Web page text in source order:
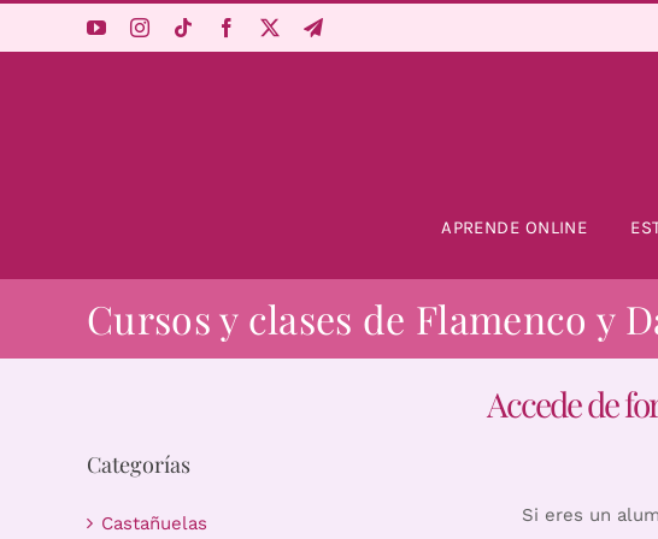
APRENDE ONLINE
Cursos y clases de Flamenco y
Categorías
Castañuelas
Accede de
Si eres un